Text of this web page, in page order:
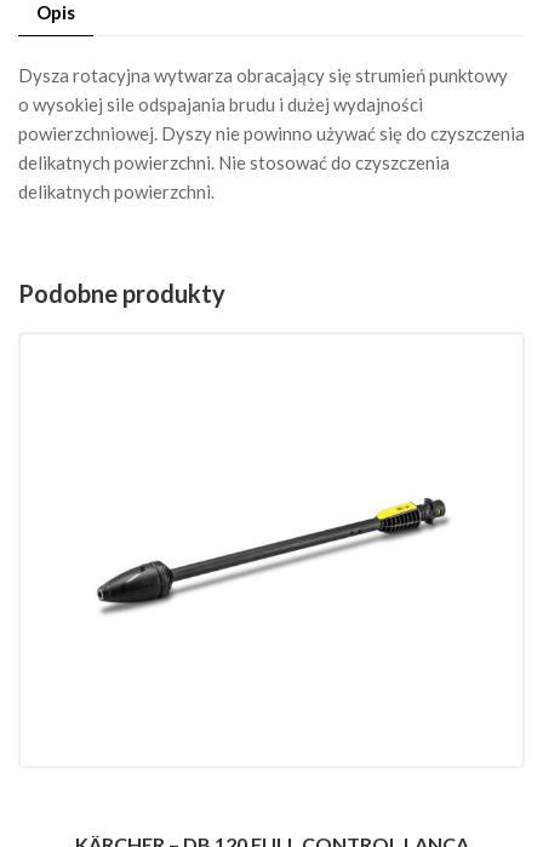
Opis
Dysza rotacyjna wytwarza obracający się strumień punktowy
o wysokiej sile odspajania brudu i dużej wydajności
powierzchniowej. Dyszy nie powinno używać się do czyszczenia
delikatnych powierzchni. Nie stosować do czyszczenia
delikatnych powierzchni.
Podobne produkty